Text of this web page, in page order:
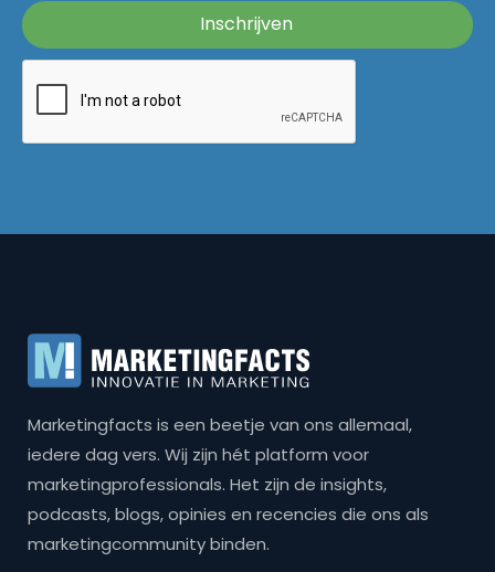
Marketingfacts is een beetje van ons allemaal,
iedere dag vers. Wij zijn hét platform voor
marketingprofessionals. Het zijn de insights,
podcasts, blogs, opinies en recencies die ons als
marketingcommunity binden.